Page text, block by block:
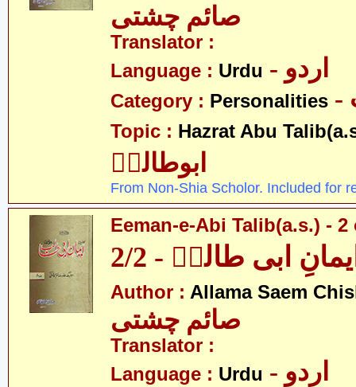
صائم چشتی
Translator :
Language : Urdu - اردو
Category : Personalities
Topic : Hazrat Abu
ابوطالبؑ
From Non-Shia Scholor. Included for
Eeman-e-Abi Talib(a.s.) - 2
ابی طالبؑ - 2/2
Author : Allama Saem
صائم چشتی
Translator :
Language : Urdu - اردو